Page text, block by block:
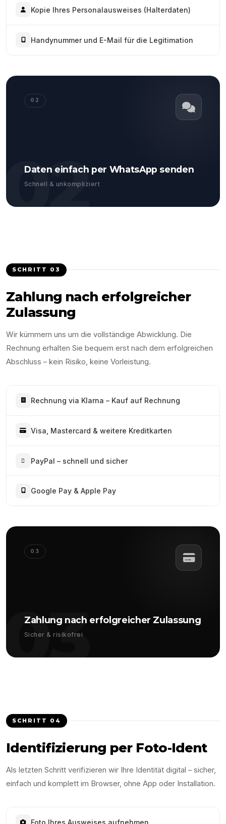
Kopie Ihres Personalausweises (Halterdaten)
Handynummer und E-Mail für die Legitimation
02
02
Daten einfach per WhatsApp senden
Schnell & unkompliziert
SCHRITT 03
Zahlung nach erfolgreicher
Zulassung
Wir kümmern uns um die vollständige Abwicklung. Die
Rechnung erhalten Sie bequem erst nach dem erfolgreichen
Abschluss – kein Risiko, keine Vorleistung.
Rechnung via Klarna – Kauf auf Rechnung
Visa, Mastercard & weitere Kreditkarten
PayPal – schnell und sicher
Google Pay & Apple Pay
03
03
Zahlung nach erfolgreicher Zulassung
Sicher & risikofrei
SCHRITT 04
Identifizierung per Foto-Ident
Als letzten Schritt verifizieren wir Ihre Identität digital – sicher,
einfach und komplett im Browser, ohne App oder Installation.
Foto Ihres Ausweises aufnehmen